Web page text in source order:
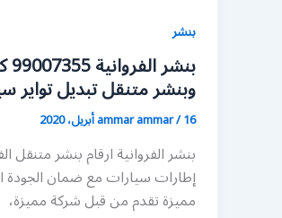
بنشر
وبنشر متنقل تبديل تواير
ammar ammar/16 أبريل، 2020
بنشر الفروانية ارقام بنشر متنقل
إطارات سيارات مع ضمان الجودة
مميزة تقدم من قبل شركة مميزة،